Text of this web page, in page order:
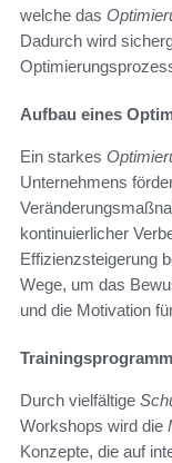
welche das
Dadurch wird
Aufbau eines
Ein starkes
Unternehmens
kontinuierlicher
Effizienzsteigerung
Wege, um das
und die Motivation
Durch vielfältige
Workshops wird die
Konzepte, die auf